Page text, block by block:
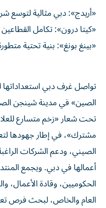
«أريدج»: دبي مثالية لتوسع
«كيتا درون»: تكامل القطاعين
«بينغ بونغ»: بنية تحتية
تواصل غرف دبي
تحت شعار «زخم متسارع
مشترك»، في إطار جهودها
الصيني، ودعم الشركات
أعمالها في دبي. ويجمع
الحكوميين، وقادة الأعمال،
العام والخاص، لبحث فرص